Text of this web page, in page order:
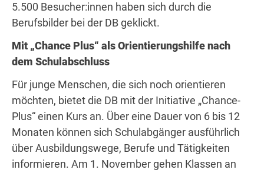
5.500 Besucher:innen haben sich durch die
Berufsbilder bei der DB geklickt.
Mit „Chance Plus“ als Orientierungshilfe nach
dem Schulabschluss
Für junge Menschen, die sich noch orientieren
möchten, bietet die DB mit der Initiative „Chance-
Plus“ einen Kurs an. Über eine Dauer von 6 bis 12
Monaten können sich Schulabgänger ausführlich
über Ausbildungswege, Berufe und Tätigkeiten
informieren. Am 1. November gehen Klassen an